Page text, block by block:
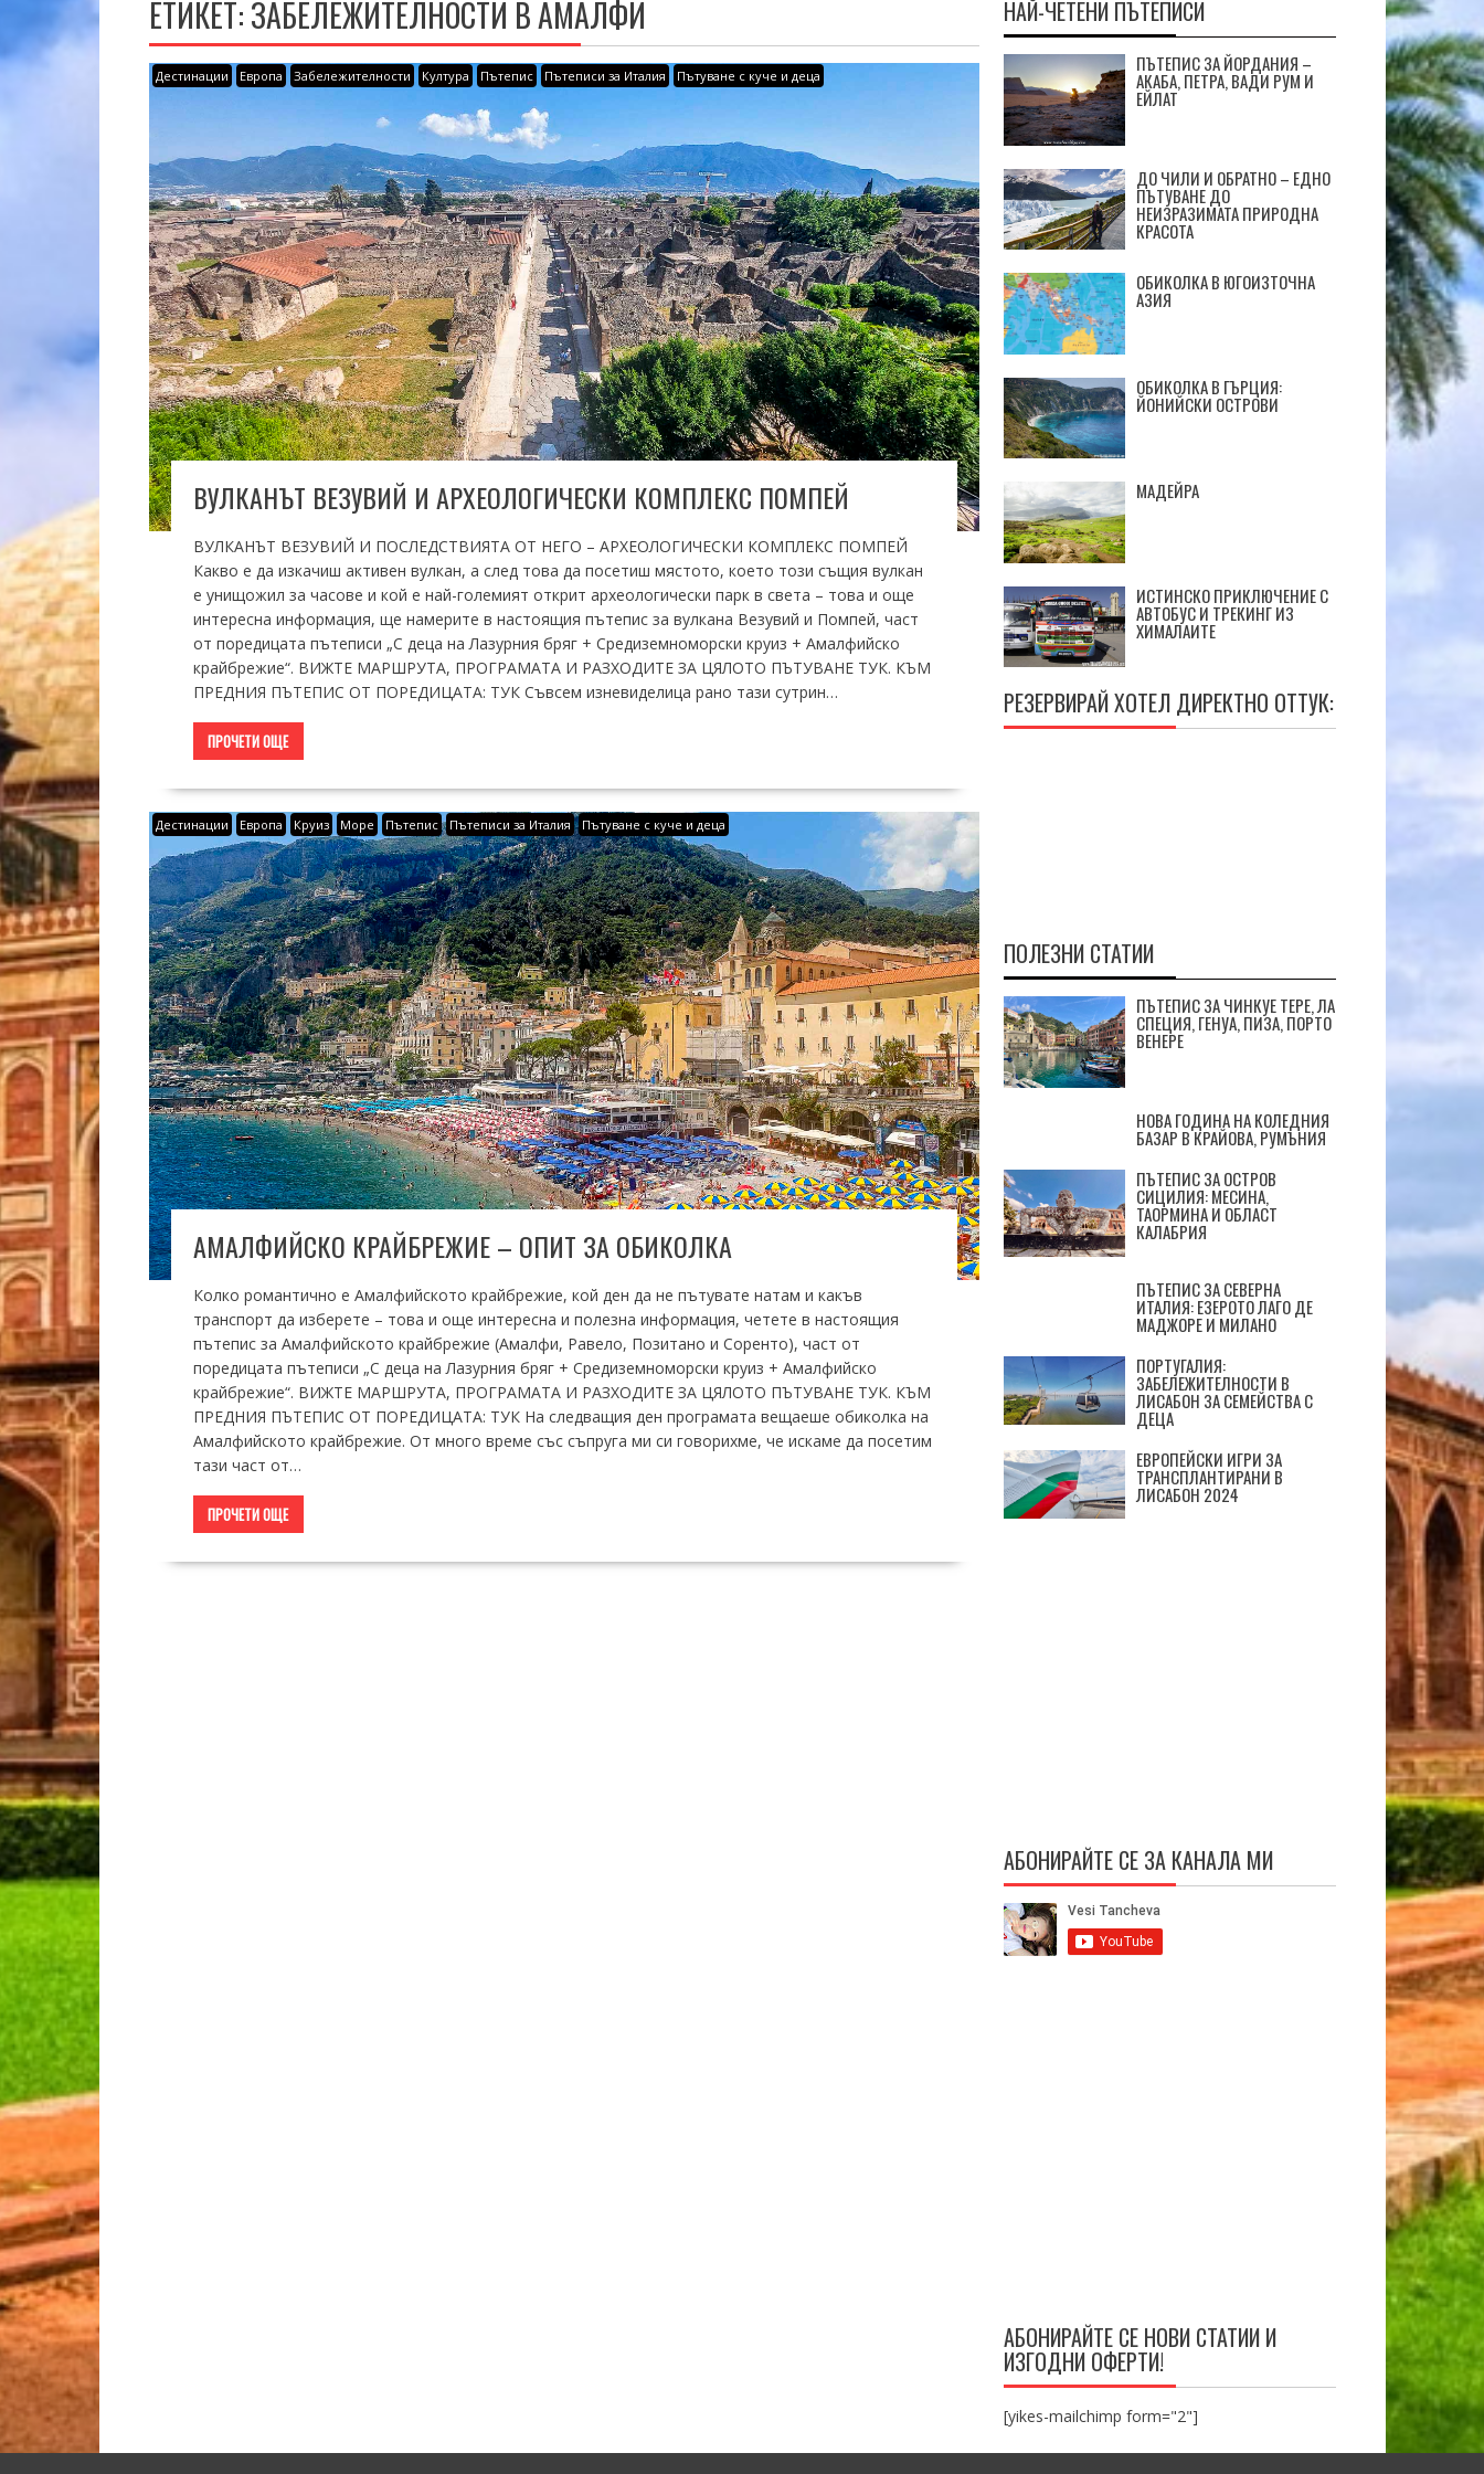
ЕТИКЕТ:ЗАБЕЛЕЖИТЕЛНОСТИ В АМАЛФИ
Дестинации Европа Забележителности Култура Пътепис Пътеписи за Италия Пътуване с куче и деца
ВУЛКАНЪТ ВЕЗУВИЙ И АРХЕОЛОГИЧЕСКИ КОМПЛЕКС ПОМПЕЙ
ВУЛКАНЪТ ВЕЗУВИЙ И ПОСЛЕДСТВИЯТА ОТ НЕГО – АРХЕОЛОГИЧЕСКИ КОМПЛЕКС ПОМПЕЙ
Какво е да изкачиш активен вулкан, а след това да посетиш мястото, което този същия вулкан
е унищожил за часове и кой е най-големият открит археологически парк в света – това и още
интересна информация, ще намерите в настоящия пътепис за вулкана Везувий и Помпей, част
от поредицата пътеписи „С деца на Лазурния бряг + Средиземноморски круиз + Амалфийско
крайбрежие“. ВИЖТЕ МАРШРУТА, ПРОГРАМАТА И РАЗХОДИТЕ ЗА ЦЯЛОТО ПЪТУВАНЕ ТУК. КЪМ
ПРЕДНИЯ ПЪТЕПИС ОТ ПОРЕДИЦАТА: ТУК Съвсем изневиделица рано тази сутрин…
ПРОЧЕТИ ОЩЕ
Дестинации Европа Круиз Море Пътепис Пътеписи за Италия Пътуване с куче и деца
АМАЛФИЙСКО КРАЙБРЕЖИЕ – ОПИТ ЗА ОБИКОЛКА
Колко романтично е Амалфийското крайбрежие, кой ден да не пътувате натам и какъв
транспорт да изберете – това и още интересна и полезна информация, четете в настоящия
пътепис за Амалфийското крайбрежие (Амалфи, Равело, Позитано и Соренто), част от
поредицата пътеписи „С деца на Лазурния бряг + Средиземноморски круиз + Амалфийско
крайбрежие“. ВИЖТЕ МАРШРУТА, ПРОГРАМАТА И РАЗХОДИТЕ ЗА ЦЯЛОТО ПЪТУВАНЕ ТУК. КЪМ
ПРЕДНИЯ ПЪТЕПИС ОТ ПОРЕДИЦАТА: ТУК На следващия ден програмата вещаеше обиколка на
Амалфийското крайбрежие. От много време със съпруга ми си говорихме, че искаме да посетим
тази част от…
ПРОЧЕТИ ОЩЕ
НАЙ-ЧЕТЕНИ ПЪТЕПИСИ
ПЪТЕПИС ЗА ЙОРДАНИЯ –
АКАБА, ПЕТРА, ВАДИ РУМ И
ЕЙЛАТ
ДО ЧИЛИ И ОБРАТНО – ЕДНО
ПЪТУВАНЕ ДО
НЕИЗРАЗИМАТА ПРИРОДНА
КРАСОТА
ОБИКОЛКА В ЮГОИЗТОЧНА
АЗИЯ
ОБИКОЛКА В ГЪРЦИЯ:
ЙОНИЙСКИ ОСТРОВИ
МАДЕЙРА
ИСТИНСКО ПРИКЛЮЧЕНИЕ С
АВТОБУС И ТРЕКИНГ ИЗ
ХИМАЛАИТЕ
РЕЗЕРВИРАЙ ХОТЕЛ ДИРЕКТНО ОТТУК:
ПОЛЕЗНИ СТАТИИ
ПЪТЕПИС ЗА ЧИНКУЕ ТЕРЕ, ЛА
СПЕЦИЯ, ГЕНУА, ПИЗА, ПОРТО
ВЕНЕРЕ
НОВА ГОДИНА НА КОЛЕДНИЯ
БАЗАР В КРАЙОВА, РУМЪНИЯ
ПЪТЕПИС ЗА ОСТРОВ
СИЦИЛИЯ: МЕСИНА,
ТАОРМИНА И ОБЛАСТ
КАЛАБРИЯ
ПЪТЕПИС ЗА СЕВЕРНА
ИТАЛИЯ: ЕЗЕРОТО ЛАГО ДЕ
МАДЖОРЕ И МИЛАНО
ПОРТУГАЛИЯ:
ЗАБЕЛЕЖИТЕЛНОСТИ В
ЛИСАБОН ЗА СЕМЕЙСТВА С
ДЕЦА
ЕВРОПЕЙСКИ ИГРИ ЗА
ТРАНСПЛАНТИРАНИ В
ЛИСАБОН 2024
АБОНИРАЙТЕ СЕ ЗА КАНАЛА МИ
АБОНИРАЙТЕ СЕ НОВИ СТАТИИ И
ИЗГОДНИ ОФЕРТИ!
[yikes-mailchimp form="2"]